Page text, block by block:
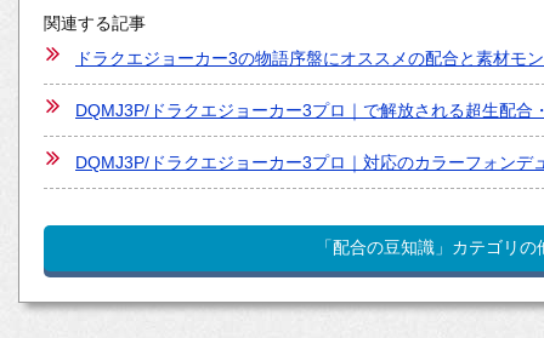
関連する記事
ドラクエジョーカー3の物語序盤にオススメの配合と素材モ
DQMJ3P/ドラクエジョーカー3プロ｜で解放される超生配合
DQMJ3P/ドラクエジョーカー3プロ｜対応のカラーフォン
「配合の豆知識」カテゴリ